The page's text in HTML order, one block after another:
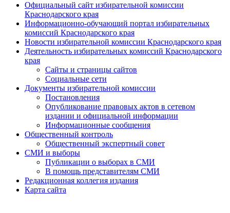
Официальный сайт избирательной комиссии
Краснодарского края
Информационно-обучающий портал избирательных
комиссий Краснодарского края
Новости избирательной комиссии Краснодарского края
Деятельность избирательных комиссий Краснодарского
края
Сайты и страницы сайтов
Социальные сети
Документы избирательной комиссии
Постановления
Опубликование правовых актов в сетевом
издании и официальной информации
Информационные сообщения
Общественный контроль
Общественный экспертный совет
СМИ и выборы
Публикации о выборах в СМИ
В помощь представителям СМИ
Редакционная коллегия издания
Карта сайта